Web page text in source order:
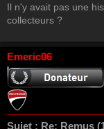
Il n'y avait pas une
collecteurs ?
Emeric06
Sujet : Re: Remus